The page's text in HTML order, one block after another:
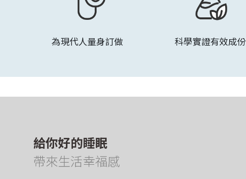
為現代人量身訂做 科學實證有效成份
給你好的睡眠
帶來生活幸福感